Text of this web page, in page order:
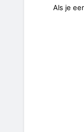
Als je